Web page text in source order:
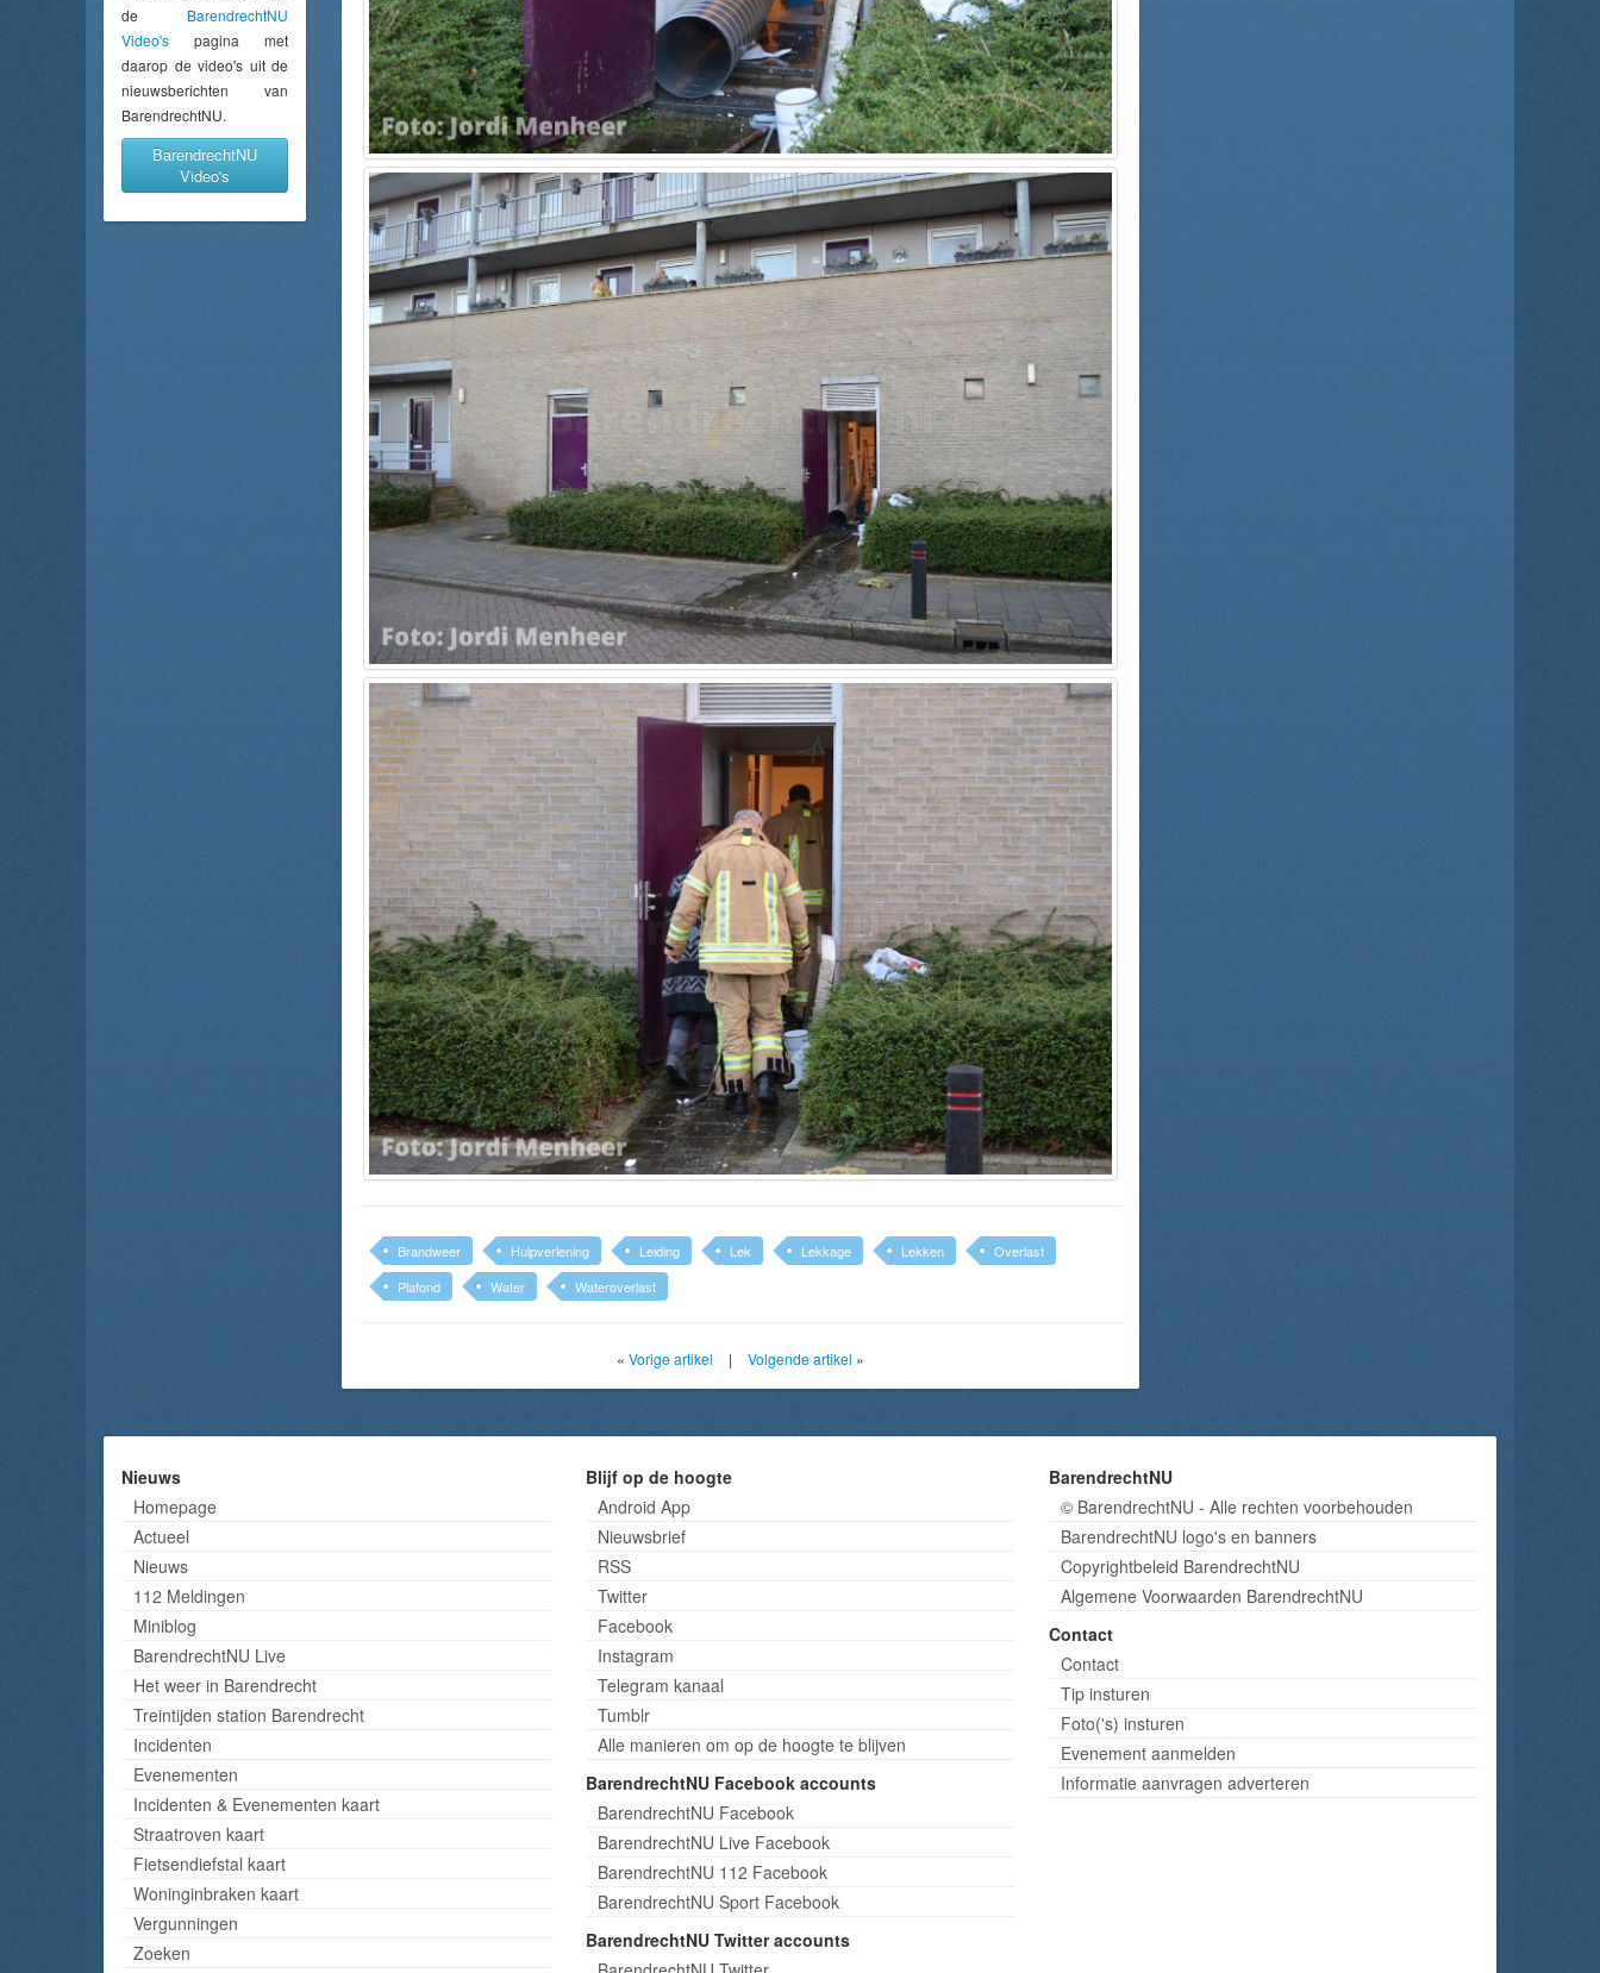
de BarendrechtNU
Video's pagina met
daarop de video's uit de
nieuwsberichten van
BarendrechtNU.
BarendrechtNU
Video's
Brandweer Hulpverlening Leiding Lek Lekkage Lekken
Overlast
Plafond
Water Wateroverlast
« Vorige artikel | Volgende artikel »
Nieuws
Homepage
Actueel
Nieuws
112 Meldingen
Miniblog
BarendrechtNU Live
Het weer in Barendrecht
Treintijden station Barendrecht
Incidenten
Evenementen
Incidenten & Evenementen kaart
Straatroven kaart
Fietsendiefstal kaart
Woninginbraken kaart
Vergunningen
Zoeken
Blijf op de hoogte
Android App
Nieuwsbrief
RSS
Twitter
Facebook
Instagram
Telegram kanaal
Tumblr
Alle manieren om op de hoogte te blijven
BarendrechtNU Facebook accounts
BarendrechtNU Facebook
BarendrechtNU Live Facebook
BarendrechtNU 112 Facebook
BarendrechtNU Sport Facebook
BarendrechtNU Twitter accounts
BarendrechtNU
© BarendrechtNU - Alle rechten voorbehouden
BarendrechtNU logo's en banners
Copyrightbeleid BarendrechtNU
Algemene Voorwaarden BarendrechtNU
Contact
Contact
Tip insturen
Foto('s) insturen
Evenement aanmelden
Informatie aanvragen adverteren